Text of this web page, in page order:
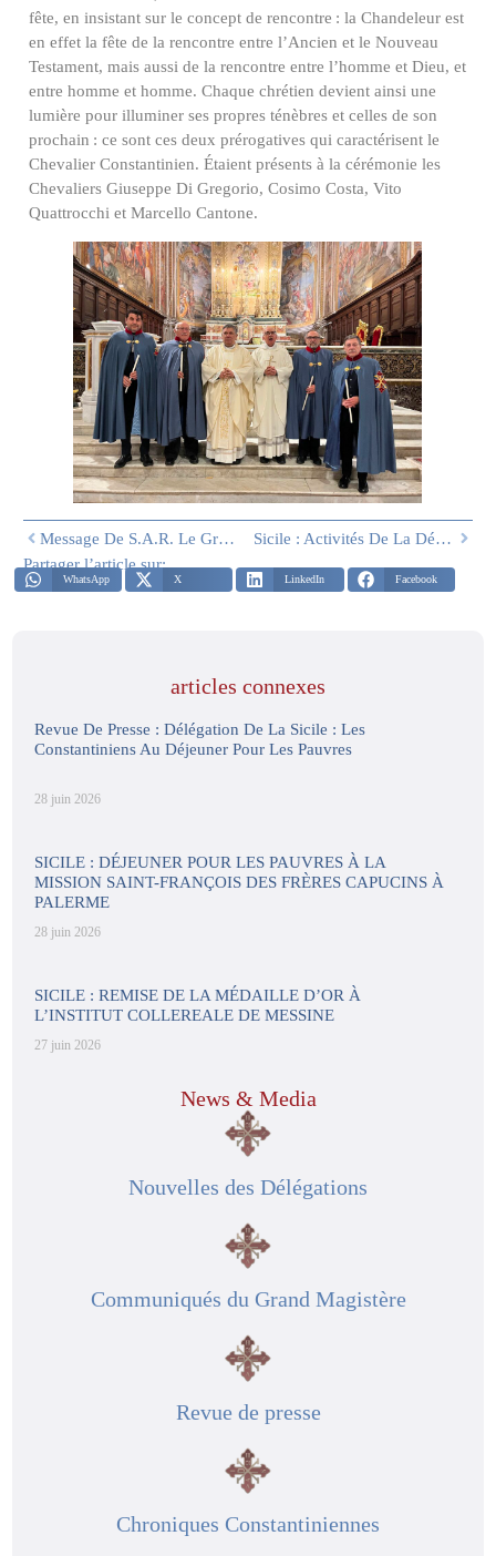
fête, en insistant sur le concept de rencontre : la Chandeleur est
en effet la fête de la rencontre entre l’Ancien et le Nouveau
Testament, mais aussi de la rencontre entre l’homme et Dieu, et
entre homme et homme. Chaque chrétien devient ainsi une
lumière pour illuminer ses propres ténèbres et celles de son
prochain : ce sont ces deux prérogatives qui caractérisent le
Chevalier Constantinien. Étaient présents à la cérémonie les
Chevaliers Giuseppe Di Gregorio, Cosimo Costa, Vito
Quattrocchi et Marcello Cantone.
Message De S.A.R. Le Grand Maître Concernant Les Récents Dégâts Environnementaux Dans Le Sud De L’Italie
Sicile : Activités De La Délégation De Décembre 2025 À Février 2026
Partager l’article sur:
WhatsApp X LinkedIn Facebook
articles connexes
Revue De Presse : Délégation De La Sicile : Les
Constantiniens Au Déjeuner Pour Les Pauvres
28 juin 2026
SICILE : DÉJEUNER POUR LES PAUVRES À LA
MISSION SAINT-FRANÇOIS DES FRÈRES CAPUCINS À
PALERME
28 juin 2026
SICILE : REMISE DE LA MÉDAILLE D’OR À
L’INSTITUT COLLEREALE DE MESSINE
27 juin 2026
News & Media
Nouvelles des Délégations
Communiqués du Grand Magistère
Revue de presse
Chroniques Constantiniennes